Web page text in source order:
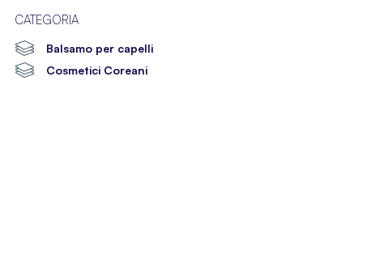
CATEGORIA
Balsamo per capelli
Cosmetici Coreani